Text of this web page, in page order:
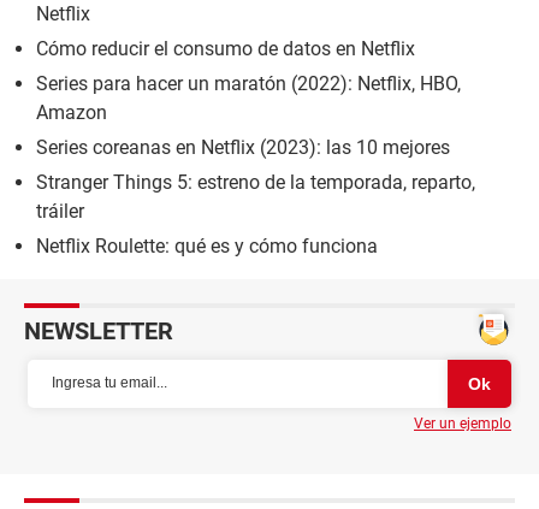
Netflix
Cómo reducir el consumo de datos en Netflix
Series para hacer un maratón (2022): Netflix, HBO,
Amazon
Series coreanas en Netflix (2023): las 10 mejores
Stranger Things 5: estreno de la temporada, reparto,
tráiler
Netflix Roulette: qué es y cómo funciona
NEWSLETTER
Ver un ejemplo